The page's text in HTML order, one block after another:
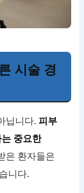
시술 경
닙니다.피부
중요한
은 환자들은
니다.